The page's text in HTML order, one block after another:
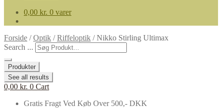
0,00 kr. 0 varer
Forside /Optik /Riffeloptik /Nikko Stirling Ultimax
Search ...
Produkter
See all results
0,00 kr. 0 Cart
Gratis Fragt Ved Køb Over 500,- DKK